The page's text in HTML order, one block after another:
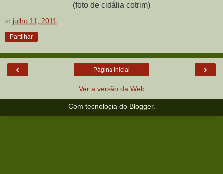
(foto de cidália cotrim)
at julho 11, 2011
Partilhar
‹ ›
Página inicial
Ver a versão da Web
Com tecnologia do Blogger.